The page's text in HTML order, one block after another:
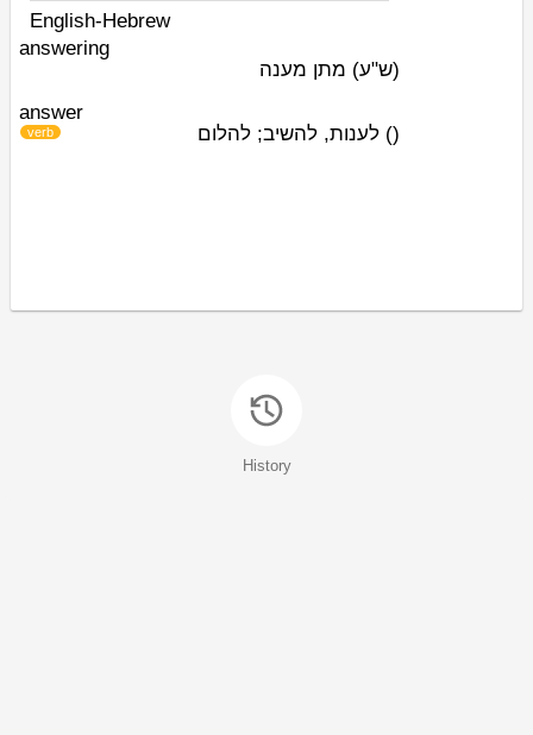
English-Hebrew
answering
(ש"ע) מתן מענה
answer
(
verb ) לענות, להשיב; להלום
History